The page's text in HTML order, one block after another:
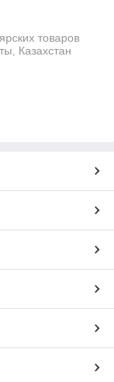
товаров
Казахстан